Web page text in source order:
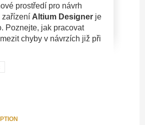
prostředí pro návrh
zařízení Altium Designer je
Poznejte, jak pracovat
chyby v návrzích již při